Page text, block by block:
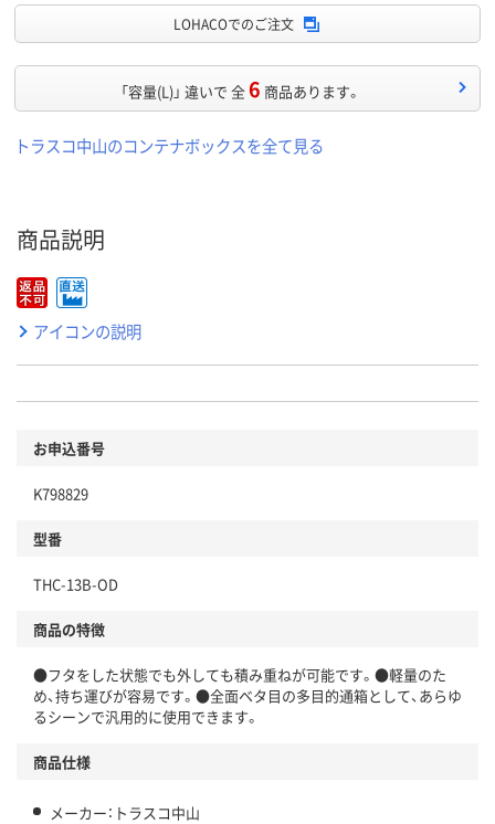
LOHACOでのご注文
「容量(L)」 違いで 全6 商品あります。
トラスコ中山のコンテナボックスを全て見る
商品説明
アイコンの説明
お申込番号
K798829
型番
THC-13B-OD
商品の特徴
●フタをした状態でも外しても積み重ねが可能です。●軽量のた
め、持ち運びが容易です。●全面ベタ目の多目的通箱として、あらゆ
るシーンで汎用的に使用できます。
商品仕様
メーカー：トラスコ中山